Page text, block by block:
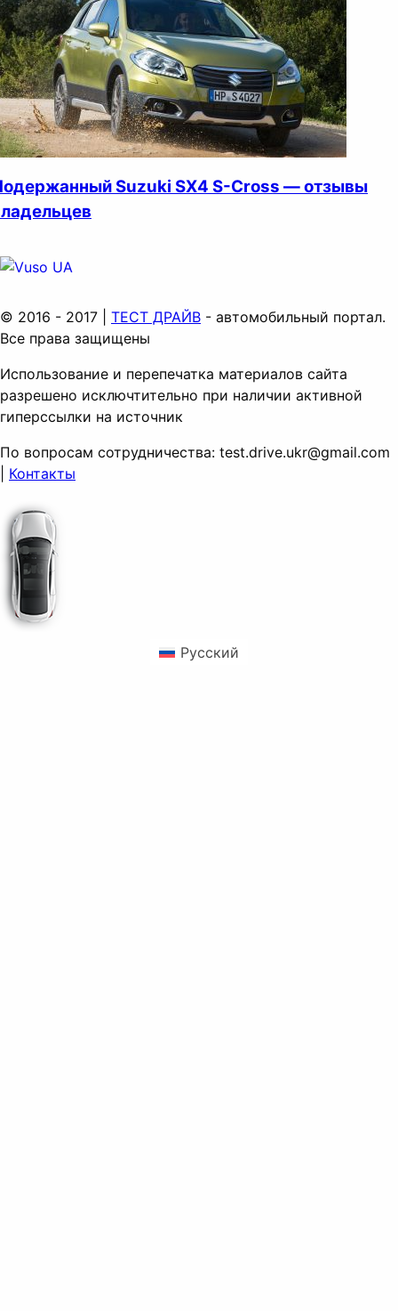
Suzuki SX4 S-Cross — отзывы
© 2016 - 2017 | ТЕСТ ДРАЙВ - автомобильный портал.
Все права защищены
Использование и перепечатка материалов сайта
разрешено исключтительно при наличии активной
гиперссылки на источник
По вопросам сотрудничества: test.drive.ukr@gmail.com
Контакты
Русский